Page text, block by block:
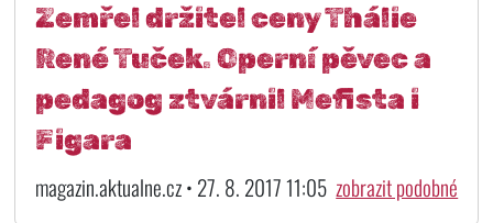
Zemřel držitel ceny Thálie
René Tuček. Operní pěvec a
pedagog ztvárnil Mefista i
Figara
magazin.aktualne.cz • 27. 8. 2017 11:05 zobrazit podobné